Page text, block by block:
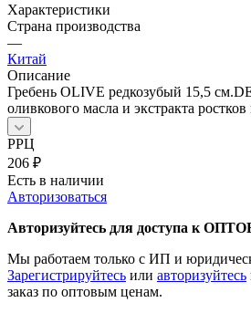
Характеристики
Страна производства
—
Китай
Описание
Гребень OLIVE редкозубый 15,5
оливкового масла и экстракта
РРЦ
206 ₽
Есть в наличии
Авторизоваться
Авторизуйтесь для доступа к
Мы работаем только с ИП и
Зарегистрируйтесь или авторизуйтесь
заказ по оптовым ценам.